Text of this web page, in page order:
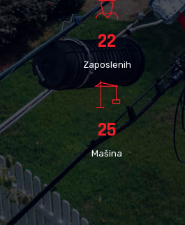
22
Zaposlenih
25
Mašina